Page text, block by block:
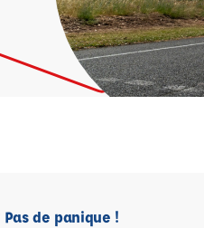
de panique !